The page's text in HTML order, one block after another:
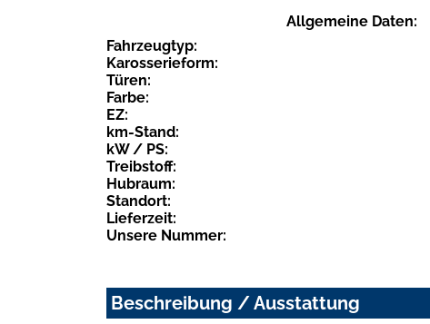
Allgemeine Daten:
Fahrzeugtyp:
Karosserieform:
Türen:
Farbe:
EZ:
km-Stand:
kW / PS:
Treibstoff:
Hubraum:
Standort:
Lieferzeit:
Unsere Nummer:
Beschreibung / Ausstattung